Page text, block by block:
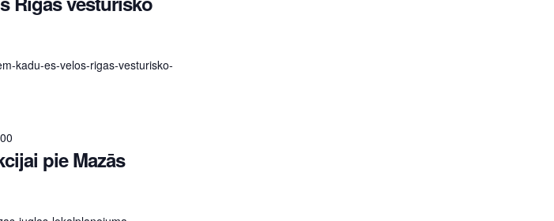
kadu-es-velos-rigas-vesturisko-
pie Mazās